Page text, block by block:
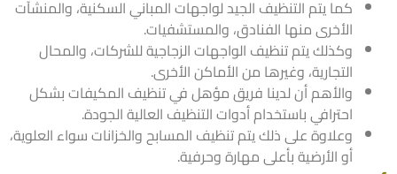
كما يتم التنظيف الجيد لواجهات المباني السكنية، والمنشآت
الأخرى منها الفنادق، والمستشفيات.
وكذلك يتم تنظيف الواجهات الزجاجية للشركات، والمحال
التجارية، وغيرها من الأماكن الأخرى.
والأهم أن لدينا فريق مؤهل في تنظيف المكيفات بشكل
احترافي باستخدام أدوات التنظيف العالية الجودة.
وعلاوة على ذلك يتم تنظيف المسابح والخزانات سواء العلوية،
أو الأرضية بأعلى مهارة وحرفية.